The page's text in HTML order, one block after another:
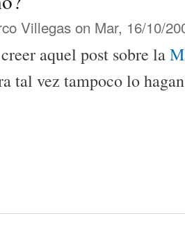
Villegas on Mar, 16/10/
aquel post sobre la
tal vez tampoco lo